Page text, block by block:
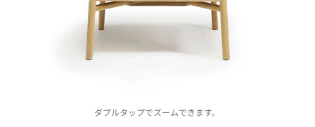
ダブルタップでズームできます。